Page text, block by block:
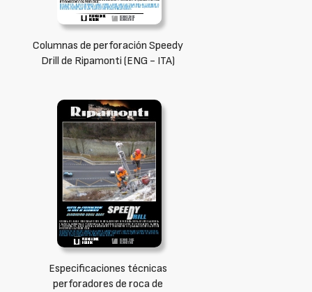
Columnas de perforación Speedy
Drill de Ripamonti (ENG - ITA)
Especificaciones técnicas
perforadores de roca de